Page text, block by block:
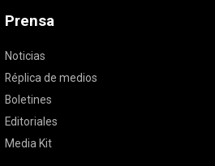
Prensa
Noticias
Réplica de medios
Boletines
Editoriales
Media Kit